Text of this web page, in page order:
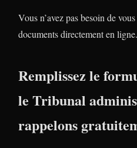
Vous n’avez pas besoin de
documents directement en ligne.
Remplissez le
le Tribunal
rappelons